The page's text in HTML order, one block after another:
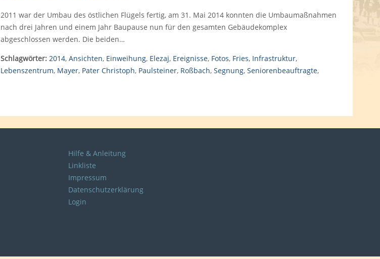
2011 war der Umbau des östlichen Flügels fertig, am 31. Mai 2014 konnten die Umbaumaßnahmen
nach drei Jahren und einem Jahr Baupause nun für den gesamten Gebäudekomplex
abgeschlossen werden. Die beiden…
Schlagwörter: 2014, Ansichten, Einweihung, Elezaj, Ereignisse, Fotos, Fries, Infrastruktur,
Lebenszentrum, Mayer, Pater Christoph, Paulsteiner, Roßbach, Segnung, Seniorenbeauftragte,
Hilfe & Anleitung
Linkliste
Impressum
Datenschutzerklärung
Login